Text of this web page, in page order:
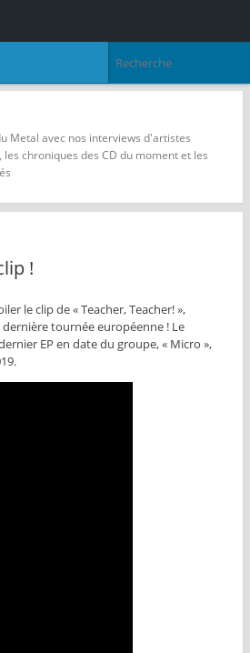
Metal avec nos interviews d'artistes
chroniques des CD du moment et les
!
le clip de « Teacher, Teacher! »,
dernière tournée européenne ! Le
EP en date du groupe, « Micro »,